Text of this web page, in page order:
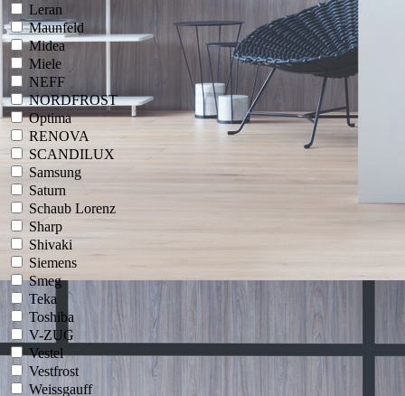
Leran
Maunfeld
Midea
Miele
NEFF
NORDFROST
Optima
RENOVA
SCANDILUX
Samsung
Saturn
Schaub Lorenz
Sharp
Shivaki
Siemens
Smeg
Teka
Toshiba
V-ZUG
Vestel
Vestfrost
Weissgauff